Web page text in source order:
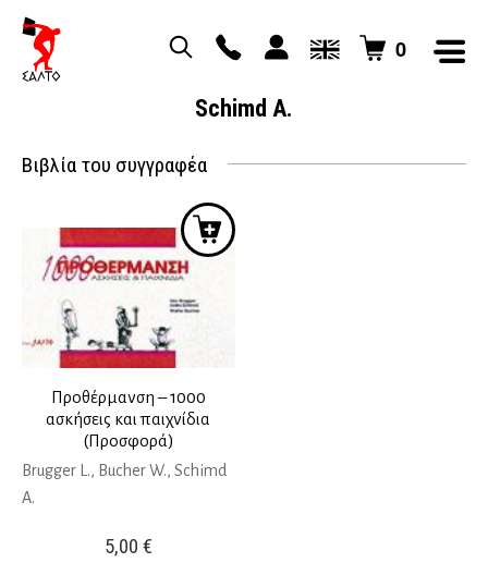
0
Schimd A.
Βιβλία του συγγραφέα
Προθέρμανση – 1000
ασκήσεις και παιχνίδια
(Προσφορά)
Brugger L., Bucher W., Schimd
A.
5,00 €